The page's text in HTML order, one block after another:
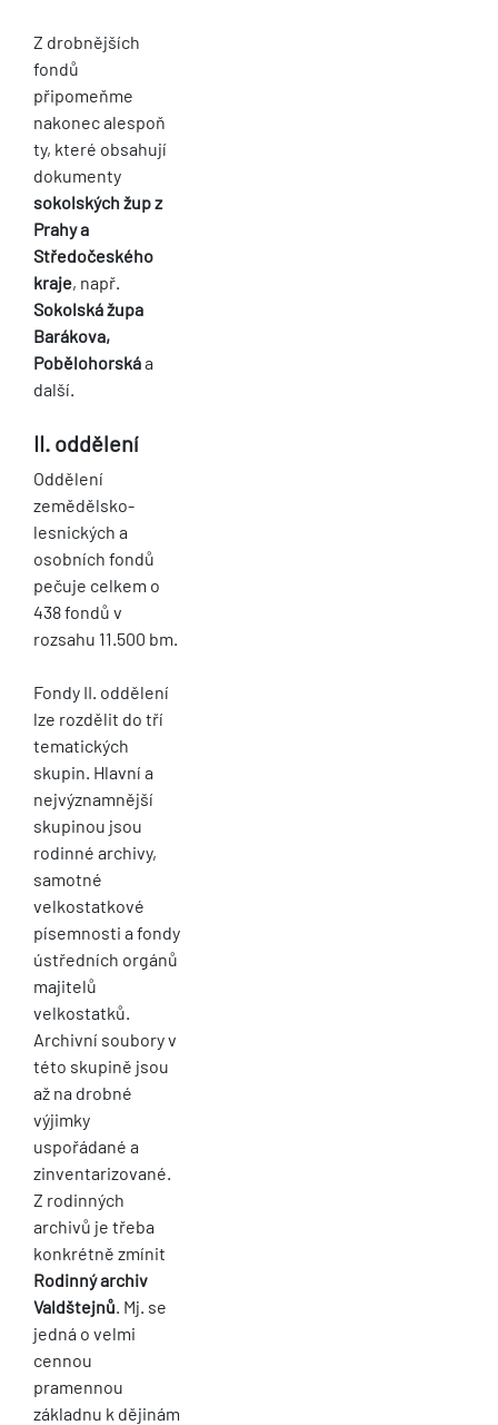
Z drobnějších
fondů
připomeňme
nakonec alespoň
ty, které obsahují
dokumenty
sokolských žup z
Prahy a
Středočeského
kraje, např.
Sokolská župa
Barákova,
Pobělohorskáa
další.
II. oddělení
Oddělení
zemědělsko-
lesnických a
osobních fondů
pečuje celkem o
438 fondů v
rozsahu 11.500 bm.
Fondy II. oddělení
lze rozdělit do tří
tematických
skupin. Hlavní a
nejvýznamnější
skupinou jsou
rodinné archivy,
samotné
velkostatkové
písemnosti a fondy
ústředních orgánů
majitelů
velkostatků.
Archivní soubory v
této skupině jsou
až na drobné
výjimky
uspořádané a
zinventarizované.
Z rodinných
archivů je třeba
konkrétně zmínit
Rodinný archiv
Valdštejnů. Mj. se
jedná o velmi
cennou
pramennou
základnu k dějinám